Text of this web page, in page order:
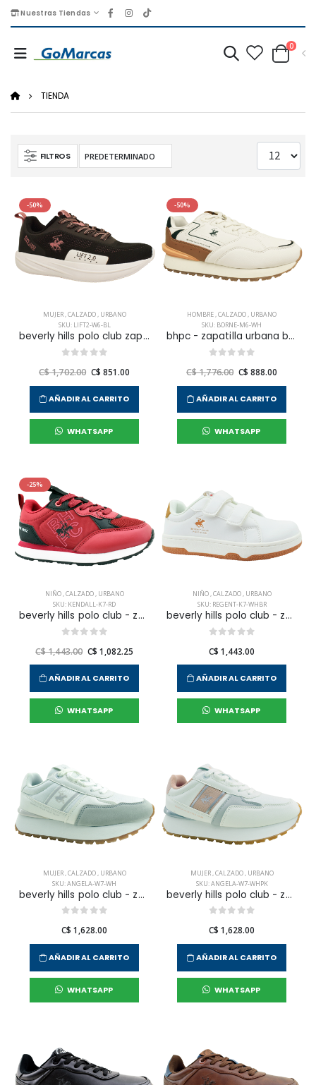
Nuestras Tiendas
0
TIENDA
FILTROS
-50%
MUJER,CALZADO, URBANO
SKU: LIFT2-W6-BL
beverly hills polo club zapatilla casual lift 2 para mujer
C$ 1,702.00 C$ 851.00
AÑADIR AL CARRITO
WHATSAPP
-50%
HOMBRE,CALZADO, URBANO
SKU: BORNE-M6-WH
bhpc - zapatilla urbana borne para hombre
C$ 1,776.00 C$ 888.00
AÑADIR AL CARRITO
WHATSAPP
-25%
NIÑO,CALZADO, URBANO
SKU: KENDALL-K7-RD
beverly hills polo club - zapatilla urbana kendall para niño junior
C$ 1,443.00 C$ 1,082.25
AÑADIR AL CARRITO
WHATSAPP
NIÑO,CALZADO, URBANO
SKU: REGENT-K7-WHBR
beverly hills polo club - zapatilla urbana regent para niño
C$ 1,443.00
AÑADIR AL CARRITO
WHATSAPP
MUJER,CALZADO, URBANO
SKU: ANGELA-W7-WH
beverly hills polo club - zapatilla urbana angela para mujer
C$ 1,628.00
AÑADIR AL CARRITO
WHATSAPP
MUJER,CALZADO, URBANO
SKU: ANGELA-W7-WHPK
beverly hills polo club - zapatilla urbana angela para mujer
C$ 1,628.00
AÑADIR AL CARRITO
WHATSAPP